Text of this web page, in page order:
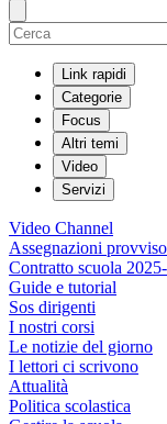
Link rapidi
Categorie
Focus
Altri temi
Video
Servizi
Video Channel
Assegnazioni
Contratto scuola
Guide e tutorial
Sos dirigenti
I nostri corsi
Le notizie del giorno
I lettori ci scrivono
Attualità
Politica scolastica